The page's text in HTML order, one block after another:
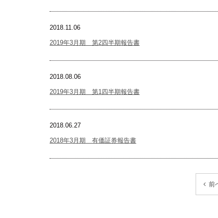
2018.11.06
2019年3月期 第2四半期報告書
2018.08.06
2019年3月期 第1四半期報告書
2018.06.27
2018年3月期 有価証券報告書
前